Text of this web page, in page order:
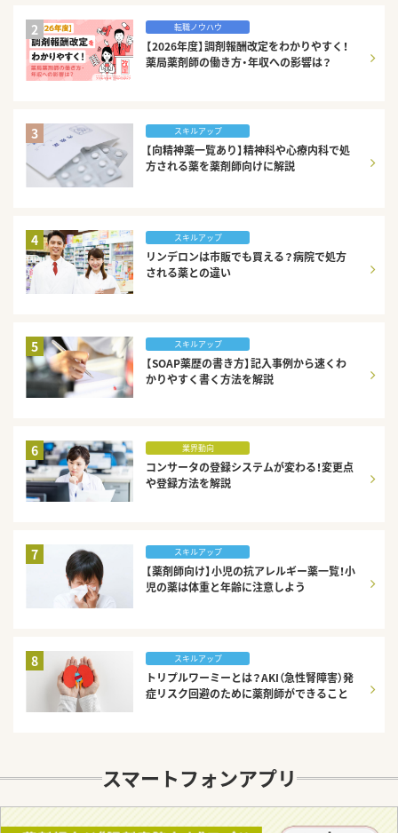
2 転職ノウハウ
【2026年度】調剤報酬改定をわかりやすく！
薬局薬剤師の働き方・年収への影響は？
3 スキルアップ
【向精神薬一覧あり】精神科や心療内科で処
方される薬を薬剤師向けに解説
4 スキルアップ
リンデロンは市販でも買える？病院で処方
される薬との違い
5 スキルアップ
【SOAP薬歴の書き方】記入事例から速くわ
かりやすく書く方法を解説
6 業界動向
コンサータの登録システムが変わる！変更点
や登録方法を解説
7 スキルアップ
【薬剤師向け】小児の抗アレルギー薬一覧！小
児の薬は体重と年齢に注意しよう
8 スキルアップ
トリプルワーミーとは？AKI（急性腎障害）発
症リスク回避のために薬剤師ができること
スマートフォンアプリ